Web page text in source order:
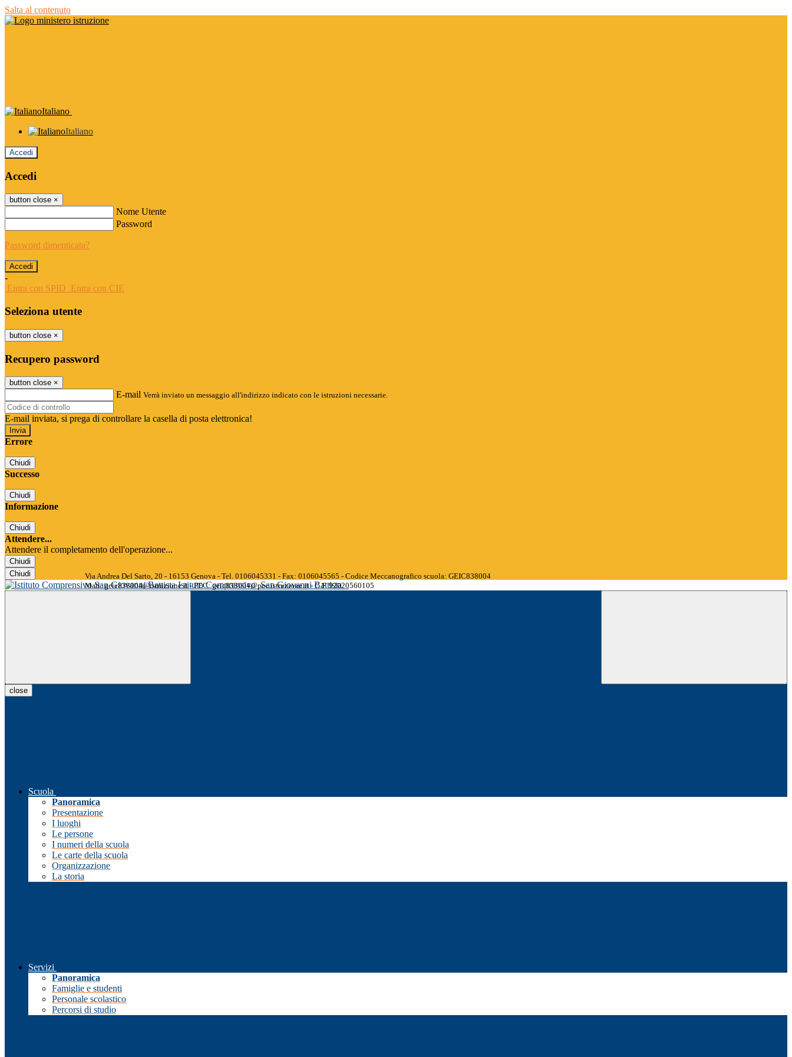
Salta al contenuto
Italiano
Italiano
Accedi
Accedi
button close ×
Nome Utente
Password
Password dimenticata?
-
Entra con SPID Entra con CIE
Seleziona utente
button close ×
Recupero password
button close ×
E-mail Verrà inviato un messaggio all'indirizzo indicato con le istruzioni necessarie.
E-mail inviata, si prega di controllare la casella di posta elettronica!
Errore
Chiudi
Successo
Chiudi
Informazione
Chiudi
Attendere...
Attendere il completamento dell'operazione...
Chiudi
Chiudi
Istituto Comprensivo San Giovanni Battista
Via Andrea Del Sarto, 20 - 16153 Genova - Tel. 0106045331 - Fax: 0106045565 - Codice Meccanografico scuola: GEIC838004
Mail: geic838004@istruzione.it - PEC: geic838004@pec.istruzione.it - C.F. 92020560105
close
Scuola
Panoramica
Presentazione
I luoghi
Le persone
I numeri della scuola
Le carte della scuola
Organizzazione
La storia
Servizi
Panoramica
Famiglie e studenti
Personale scolastico
Percorsi di studio